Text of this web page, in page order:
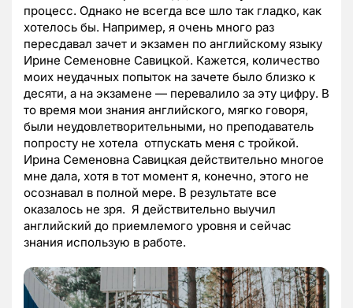
процесс. Однако не всегда все шло так гладко, как
хотелось бы. Например, я очень много раз
пересдавал зачет и экзамен по английскому языку
Ирине Семеновне Савицкой. Кажется, количество
моих неудачных попыток на зачете было близко к
десяти, а на экзамене — перевалило за эту цифру. В
то время мои знания английского, мягко говоря,
были неудовлетворительными, но преподаватель
попросту не хотела отпускать меня с тройкой.
Ирина Семеновна Савицкая действительно многое
мне дала, хотя в тот момент я, конечно, этого не
осознавал в полной мере. В результате все
оказалось не зря. Я действительно выучил
английский до приемлемого уровня и сейчас
знания использую в работе.